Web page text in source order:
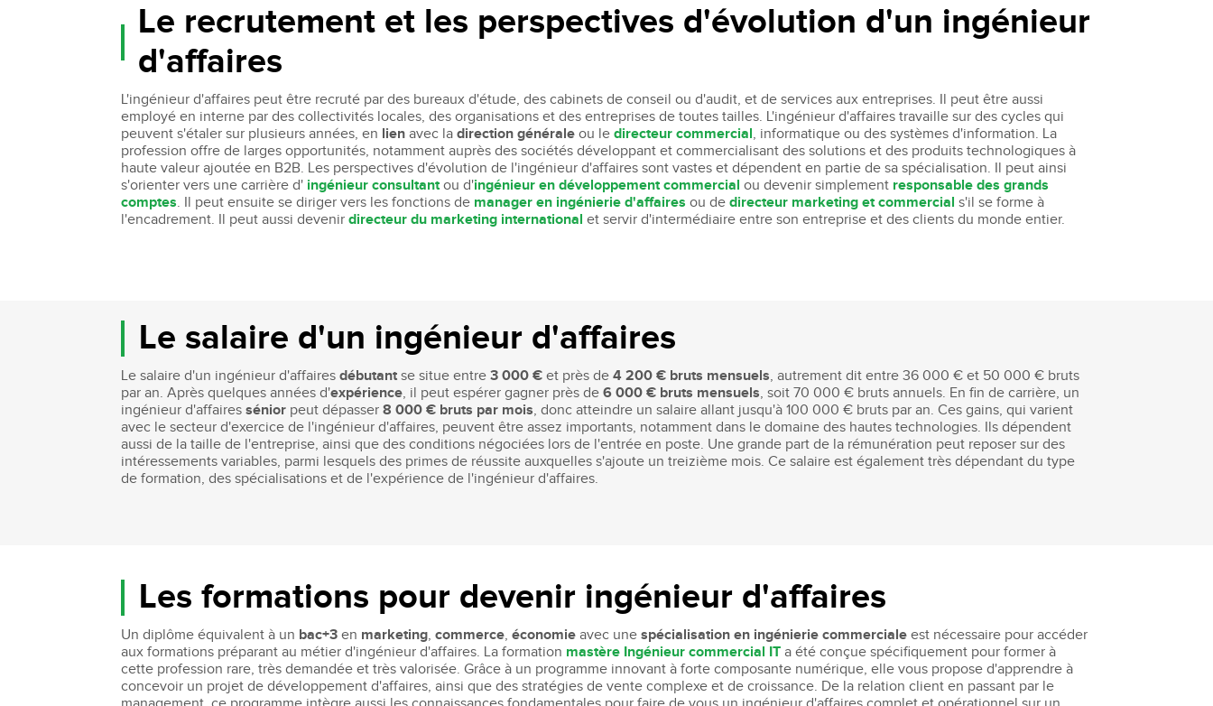
Le recrutement et les perspectives d'évolution d'un ingénieur
d'affaires
L'ingénieur d'affaires peut être recruté par des bureaux d'étude, des cabinets de conseil ou d'audit, et de services aux entreprises. Il peut être aussi
employé en interne par des collectivités locales, des organisations et des entreprises de toutes tailles. L'ingénieur d'affaires travaille sur des cycles qui
peuvent s'étaler sur plusieurs années, en lien avec ladirection générale ou ledirecteur commercial, informatique ou des systèmes d'information. La
profession offre de larges opportunités, notamment auprès des sociétés développant et commercialisant des solutions et des produits technologiques à
haute valeur ajoutée en B2B. Les perspectives d'évolution de l'ingénieur d'affaires sont vastes et dépendent en partie de sa spécialisation. Il peut ainsi
s'orienter vers une carrière d' ingénieur consultant ou d'ingénieur en développement commercial ou devenir simplement responsable des grands
comptes. Il peut ensuite se diriger vers les fonctions de manager en ingénierie d'affaires ou dedirecteur marketing et commercial s'il se forme à
l'encadrement. Il peut aussi devenirdirecteur du marketing international et servir d'intermédiaire entre son entreprise et des clients du monde entier.
Le salaire d'un ingénieur d'affaires
Le salaire d'un ingénieur d'affairesdébutant se situe entre3 000 € et près de 4 200 € bruts mensuels, autrement dit entre 36 000 € et 50 000 € bruts
par an. Après quelques années d'expérience, il peut espérer gagner près de6 000 € bruts mensuels, soit 70 000 € bruts annuels. En fin de carrière, un
ingénieur d'affairessénior peut dépasser8 000 € bruts par mois, donc atteindre un salaire allant jusqu'à 100 000 € bruts par an. Ces gains, qui varient
avec le secteur d'exercice de l'ingénieur d'affaires, peuvent être assez importants, notamment dans le domaine des hautes technologies. Ils dépendent
aussi de la taille de l'entreprise, ainsi que des conditions négociées lors de l'entrée en poste. Une grande part de la rémunération peut reposer sur des
intéressements variables, parmi lesquels des primes de réussite auxquelles s'ajoute un treizième mois. Ce salaire est également très dépendant du type
de formation, des spécialisations et de l'expérience de l'ingénieur d'affaires.
Les formations pour devenir ingénieur d'affaires
Un diplôme équivalent à un bac+3en marketing,commerce,économie avec une spécialisation en ingénierie commerciale est nécessaire pour accéder
aux formations préparant au métier d'ingénieur d'affaires. La formation mastère Ingénieur commercial IT a été conçue spécifiquement pour former à
cette profession rare, très demandée et très valorisée. Grâce à un programme innovant à forte composante numérique, elle vous propose d'apprendre à
concevoir un projet de développement d'affaires, ainsi que des stratégies de vente complexe et de croissance. De la relation client en passant par le